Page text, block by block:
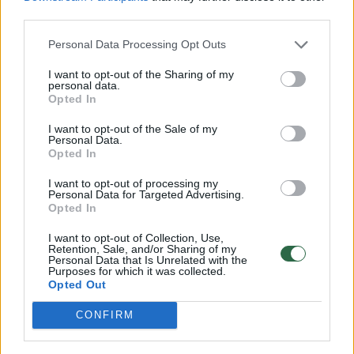
Personal Data Processing Opt Outs
I want to opt-out of the Sharing of my
personal data.
Opted In
I want to opt-out of the Sale of my
Personal Data.
Opted In
I want to opt-out of processing my
Personal Data for Targeted Advertising.
Opted In
I want to opt-out of Collection, Use,
Retention, Sale, and/or Sharing of my
Personal Data that Is Unrelated with the
Purposes for which it was collected.
Opted Out
CONFIRM
D. Trumpas nukreipdamas rinkėjų dėmesį nuo savo
amžiaus vis kiša koją J. Bidenui: viešina iškreiptus
vaizdus
Žinios | Pasaulis
00:00:53
Iš J. Bideno lūpų – smerkiantys žodžiai D. Trumpui:
pavadino nuteistu nusikaltėliu
Žinios | Pasaulis
N. Haley JAV prezidento rinkimuose ketina balsuoti už
D. Trumpą: J. Bideno kadenciją pavadino katastrofiška